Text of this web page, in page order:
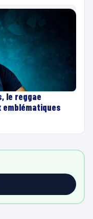
le reggae
emblématiques